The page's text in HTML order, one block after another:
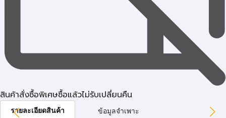
สินค้าสั่งซื้อพิเศษซื้อแล้วไม่รับเปลี่ยนคืน
รายละเอียดสินค้า ข้อมูลจำเพาะ